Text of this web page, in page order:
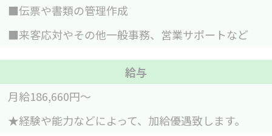
■伝票や書類の管理作成
■来客応対やその他一般事務、営業サポートなど
給与
月給186,660円〜
★経験や能力などによって、加給優遇致します。